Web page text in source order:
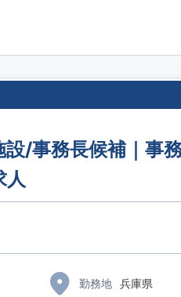
設/事務長候補｜事
人
勤務地 兵庫県